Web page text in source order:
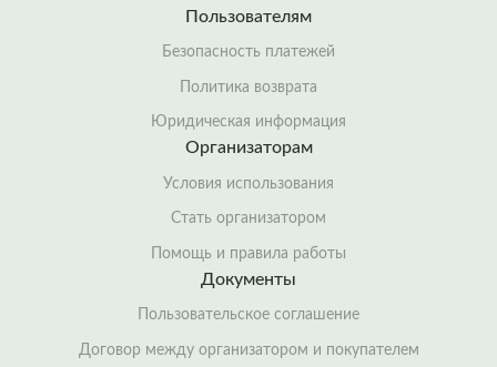
Пользователям
Безопасность платежей
Политика возврата
Юридическая информация
Организаторам
Условия использования
Стать организатором
Помощь и правила работы
Документы
Пользовательское соглашение
Договор между организатором и покупателем